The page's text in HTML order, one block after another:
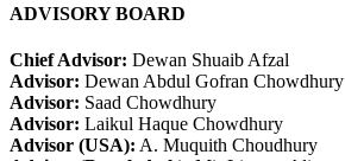
ADVISORY BOARD
Chief Advisor: Dewan Shuaib Afzal
Advisor: Dewan Abdul Gofran Chowdhury
Advisor: Saad Chowdhury
Advisor: Laikul Haque Chowdhury
Advisor (USA): A. Muquith Choudhury